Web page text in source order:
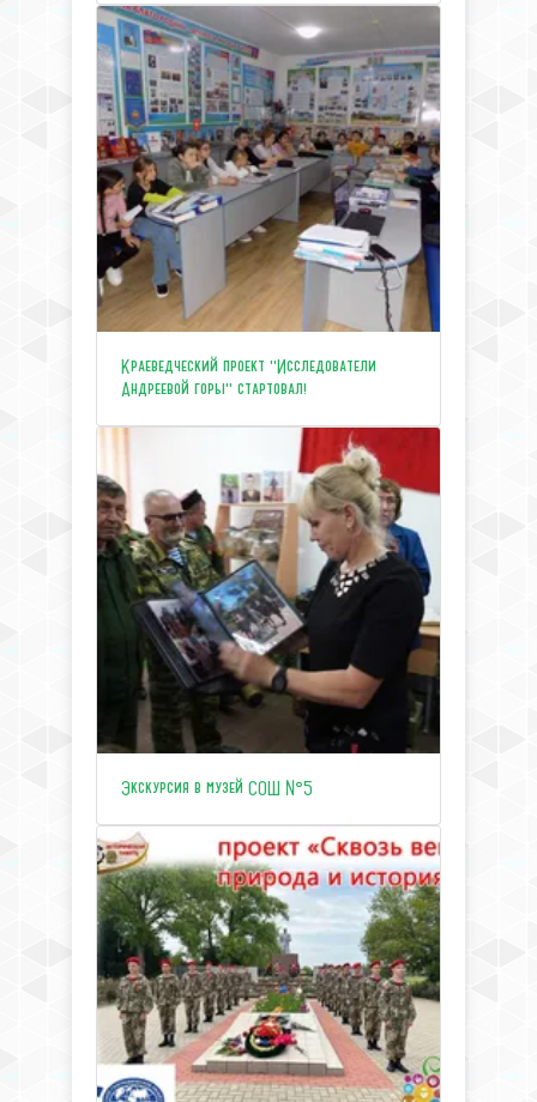
Краеведческий проект "Исследователи
Андреевой горы" стартовал!
Экскурсия в музей СОШ №5